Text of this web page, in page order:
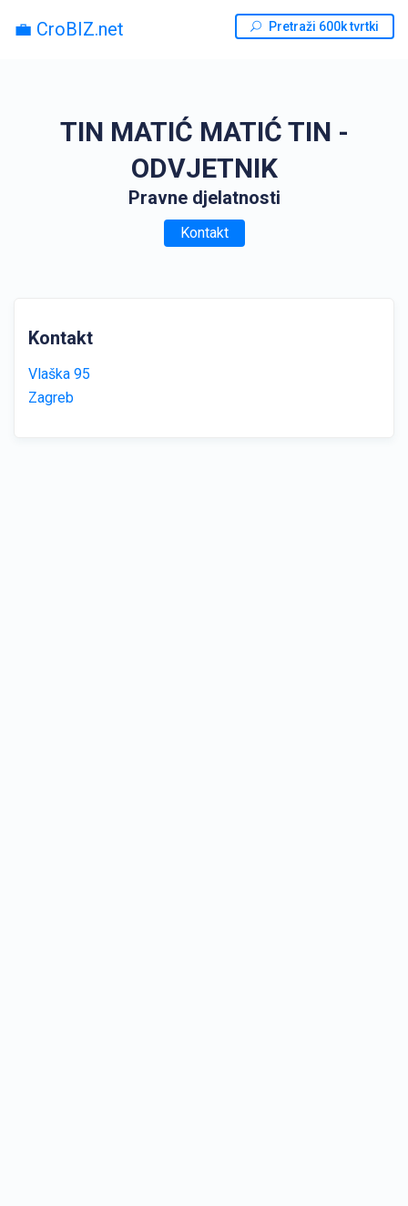
💼 CroBIZ.net Pretraži 600k tvrtki
TIN MATIĆ MATIĆ TIN -
ODVJETNIK
Pravne djelatnosti
Kontakt
Kontakt
Vlaška 95
Zagreb